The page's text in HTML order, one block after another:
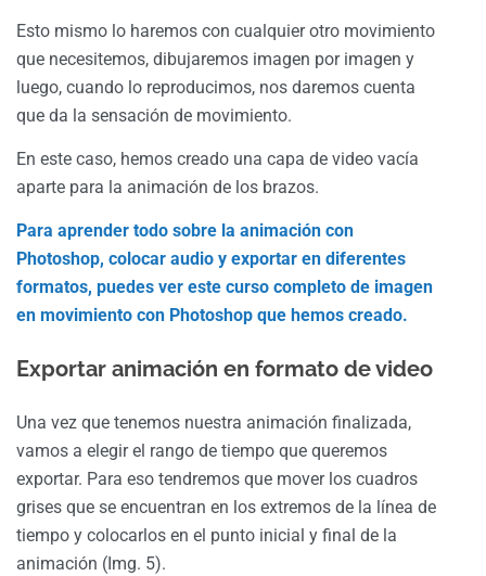
Esto mismo lo haremos con cualquier otro movimiento
que necesitemos, dibujaremos imagen por imagen y
luego, cuando lo reproducimos, nos daremos cuenta
que da la sensación de movimiento.
En este caso, hemos creado una capa de video vacía
aparte para la animación de los brazos.
Para aprender todo sobre la animación con
Photoshop, colocar audio y exportar en diferentes
formatos, puedes ver este curso completo de imagen
en movimiento con Photoshop que hemos creado.
Exportar animación en formato de video
Una vez que tenemos nuestra animación finalizada,
vamos a elegir el rango de tiempo que queremos
exportar. Para eso tendremos que mover los cuadros
grises que se encuentran en los extremos de la línea de
tiempo y colocarlos en el punto inicial y final de la
animación (Img. 5).